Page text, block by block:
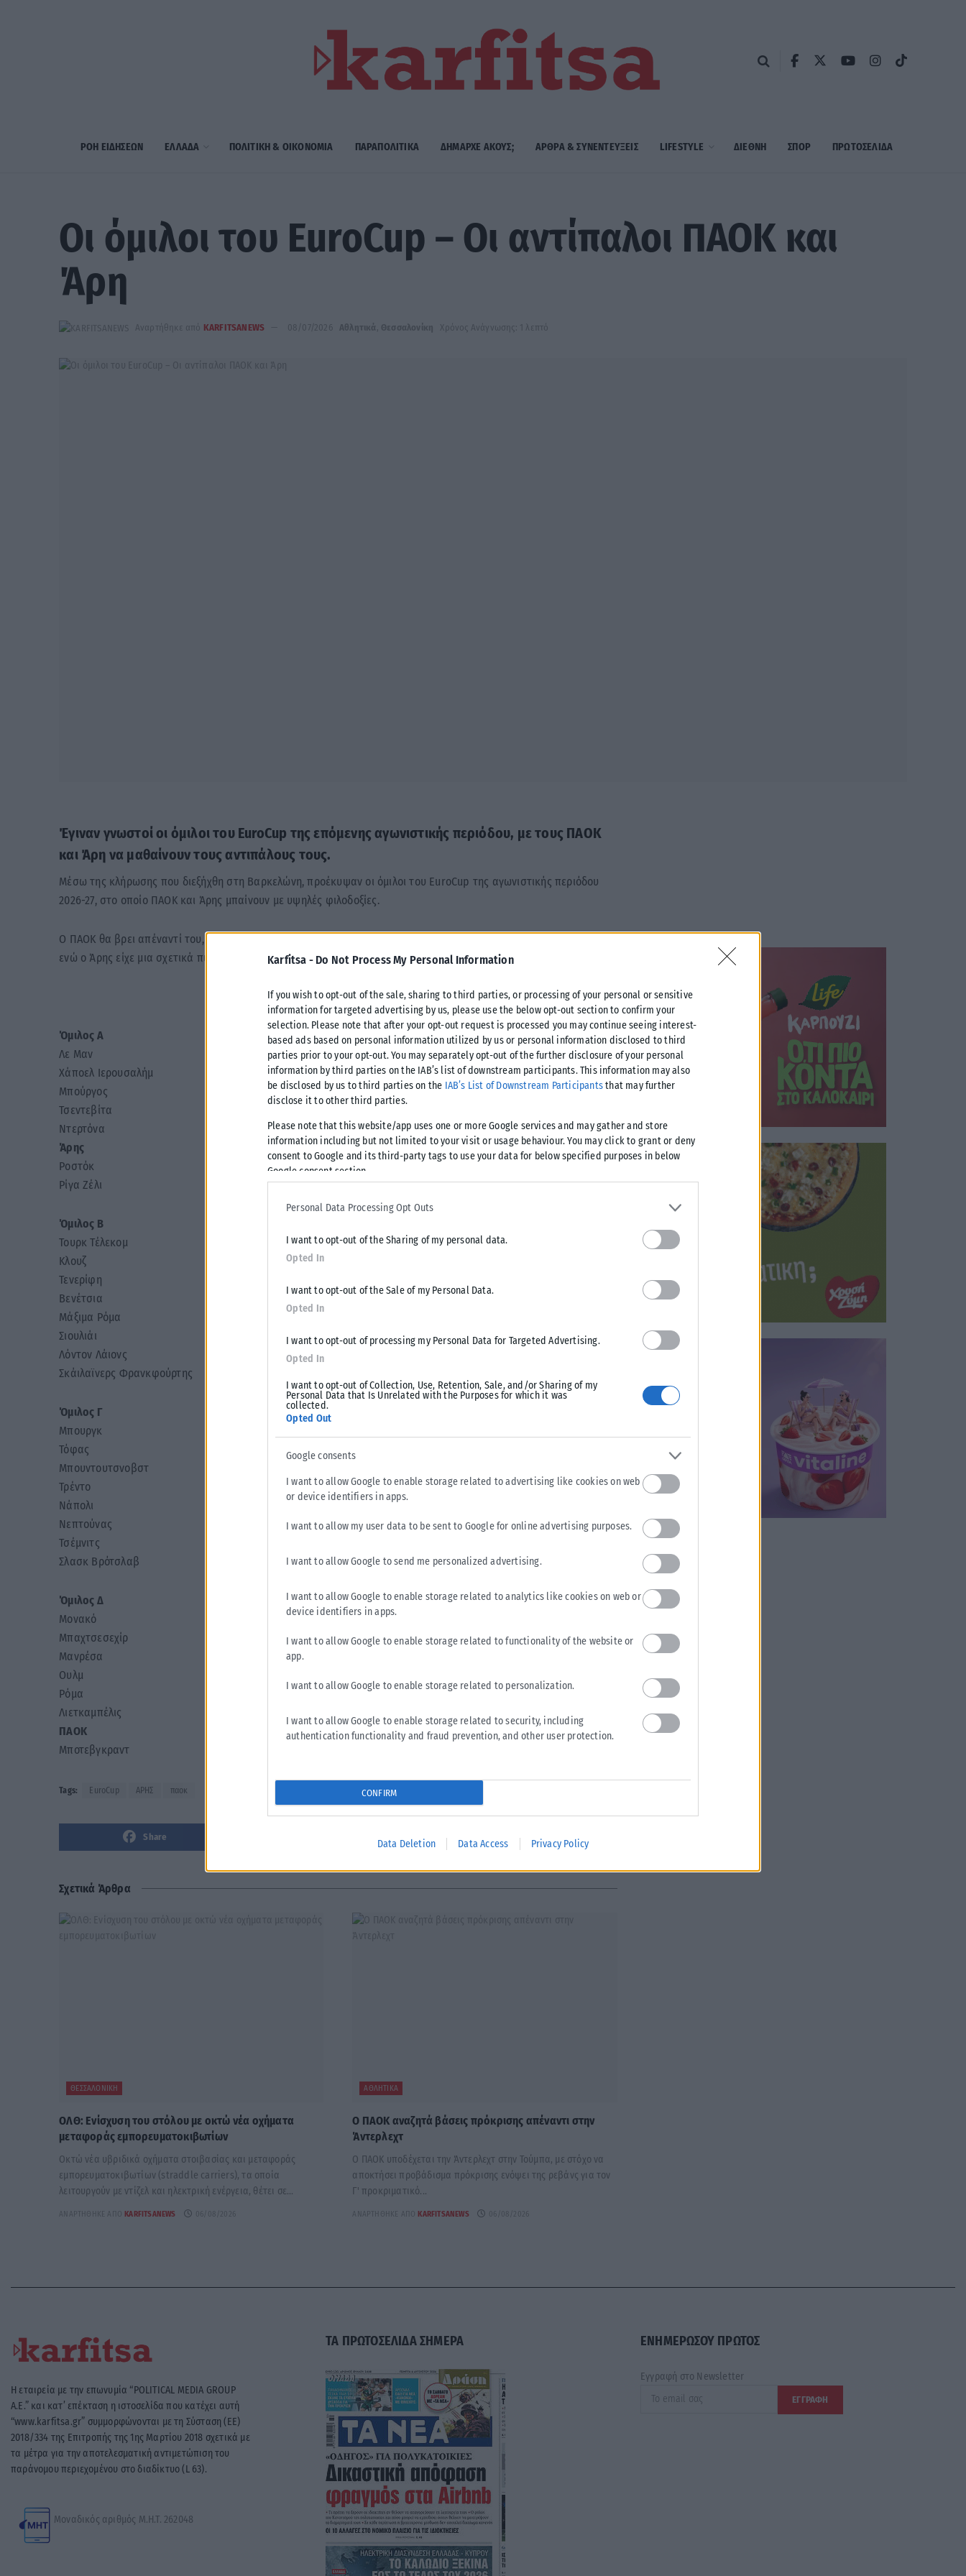
Karfitsa - Do Not Process My Personal Information
If you wish to opt-out of the sale, sharing to third parties, or processing of your personal or sensitive
information for targeted advertising by us, please use the below opt-out section to confirm your
selection. Please note that after your opt-out request is processed you may continue seeing interest-
based ads based on personal information utilized by us or personal information disclosed to third
parties prior to your opt-out. You may separately opt-out of the further disclosure of your personal
information by third parties on the IAB’s list of downstream participants. This information may also
be disclosed by us to third parties on the IAB’s List of Downstream Participantsthat may further
disclose it to other third parties.
Please note that this website/app uses one or more Google services and may gather and store
information including but not limited to your visit or usage behaviour. You may click to grant or deny
consent to Google and its third-party tags to use your data for below specified purposes in below
Google consent section.
Personal Data Processing Opt Outs
I want to opt-out of the Sharing of my personal data.
Opted In
I want to opt-out of the Sale of my Personal Data.
Opted In
I want to opt-out of processing my Personal Data for Targeted Advertising.
Opted In
I want to opt-out of Collection, Use, Retention, Sale, and/or Sharing of my
Personal Data that Is Unrelated with the Purposes for which it was
collected.
Opted Out
Google consents
I want to allow Google to enable storage related to advertising like cookies on web
or device identifiers in apps.
I want to allow my user data to be sent to Google for online advertising purposes.
I want to allow Google to send me personalized advertising.
I want to allow Google to enable storage related to analytics like cookies on web or
device identifiers in apps.
I want to allow Google to enable storage related to functionality of the website or
app.
I want to allow Google to enable storage related to personalization.
I want to allow Google to enable storage related to security, including
authentication functionality and fraud prevention, and other user protection.
CONFIRM
Data Deletion Data Access Privacy Policy
ΡΟΗ ΕΙΔΗΣΕΩΝ ΕΛΛΑΔΑ ΠΟΛΙΤΙΚΗ & ΟΙΚΟΝΟΜΙΑ ΠΑΡΑΠΟΛΙΤΙΚΑ ΔΗΜΑΡΧE ΑΚΟΥΣ; ΑΡΘΡΑ & ΣΥΝΕΝΤΕΥΞΕΙΣ LIFESTYLE ΔΙΕΘΝΗ ΣΠΟΡ ΠΡΩΤΟΣΈΛΙΔΑ
Οι όμιλοι του EuroCup – Οι αντίπαλοι ΠΑΟΚ και
Άρη
Αναρτήθηκε από KARFITSANEWS 08/07/2026 Αθλητικά Θεσσαλονίκη Χρόνος Ανάγνωσης: 1 λεπτό
Έγιναν γνωστοί οι όμιλοι του EuroCup της επόμενης αγωνιστικής περιόδου, με τους ΠΑΟΚ
και Άρη να μαθαίνουν τους αντιπάλους τους.
Μέσω της κλήρωσης που διεξήχθη στη Βαρκελώνη, προέκυψαν οι όμιλοι του EuroCup της αγωνιστικής περιόδου
2026-27, στο οποίο ΠΑΟΚ και Άρης μπαίνουν με υψηλές φιλοδοξίες.
Ο ΠΑΟΚ θα βρει απέναντί του, μεταξύ άλλων, τη Μονακό και την Μπαχτσεσεχίρ, σε ένα αρκετά απαιτητικό γκρουπ,
ενώ ο Άρης είχε μια σχετικά πιο βατή κλήρωση.
Δείτε αναλυτικά του ομίλους:
Όμιλος A
Λε Μαν
Χάποελ Ιερουσαλήμ
Μπούργος
Τσεντεβίτα
Ντερτόνα
Άρης
Ροστόκ
Ρίγα Ζέλι
Όμιλος Β
Τουρκ Τέλεκομ
Κλουζ
Τενερίφη
Βενέτσια
Μάξιμα Ρόμα
Σιουλιάι
Λόντον Λάιονς
Σκάιλαϊνερς Φρανκφούρτης
Όμιλος Γ
Μπουργκ
Τόφας
Μπουντουτσνοβστ
Τρέντο
Νάπολι
Νεπτούνας
Τσέμνιτς
Σλασκ Βρότσλαβ
Όμιλος Δ
Μονακό
Μπαχτσεσεχίρ
Μανρέσα
Ουλμ
Ρόμα
Λιετκαμπέλις
ΠΑΟΚ
Μποτεβγκραντ
Tags: EuroCup ΑΡΗΣ παοκ
Share
Σχετικά Άρθρα
ΘΕΣΣΑΛΟΝΊΚΗ
ΟΛΘ: Ενίσχυση του στόλου με οκτώ νέα οχήματα
μεταφοράς εμπορευματοκιβωτίων
Οκτώ νέα υβριδικά οχήματα στοιβασίας και μεταφοράς
εμπορευματοκιβωτίων (straddle carriers), τα οποία
λειτουργούν με ντίζελ και ηλεκτρική ενέργεια, θέτει σε...
ΑΝΑΡΤΉΘΗΚΕ ΑΠΌ KARFITSANEWS 06/08/2026
ΑΘΛΗΤΙΚΆ
Ο ΠΑΟΚ αναζητά βάσεις πρόκρισης απέναντι στην
Άντερλεχτ
Ο ΠΑΟΚ υποδέχεται την Άντερλεχτ στην Τούμπα, με στόχο να
αποκτήσει προβάδισμα πρόκρισης ενόψει της ρεβάνς για τον
Γ' προκριματικό...
ΑΝΑΡΤΉΘΗΚΕ ΑΠΌ KARFITSANEWS 06/08/2026
Η εταιρεία με την επωνυμία “POLITICAL MEDIA GROUP
A.E.” και κατ’ επέκταση η ιστοσελίδα που κατέχει αυτή
“www.karfitsa.gr” συμμορφώνονται με τη Σύσταση (ΕΕ)
2018/334 της Επιτροπής της 1ης Μαρτίου 2018 σχετικά με
τα μέτρα για την αποτελεσματική αντιμετώπιση του
παράνομου περιεχομένου στο διαδίκτυο (L 63).
Μοναδικός αριθμός Μ.Η.Τ. 262048
ΤΑ ΠΡΩΤΟΣΕΛΙΔΑ ΣΗΜΕΡΑ ΕΝΗΜΕΡΩΣΟΥ ΠΡΩΤΟΣ
Εγγραφή στο Newsletter